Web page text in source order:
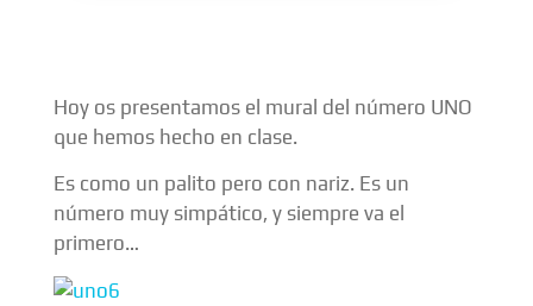
Hoy os presentamos el mural del número UNO
que hemos hecho en clase.
Es como un palito pero con nariz. Es un
número muy simpático, y siempre va el
primero…